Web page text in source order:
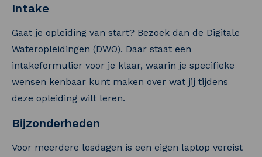
Intake
Gaat je opleiding van start? Bezoek dan de Digitale
Wateropleidingen (DWO). Daar staat een
intakeformulier voor je klaar, waarin je specifieke
wensen kenbaar kunt maken over wat jij tijdens
deze opleiding wilt leren.
Bijzonderheden
Voor meerdere lesdagen is een eigen laptop vereist